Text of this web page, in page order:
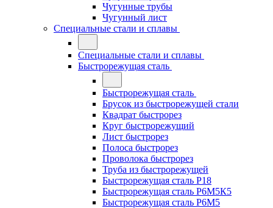
Чугунные трубы
Чугунный лист
Специальные стали и сплавы
Специальные стали и сплавы
Быстрорежущая сталь
Быстрорежущая сталь
Брусок из быстрорежущей стали
Квадрат быстрорез
Круг быстрорежущий
Лист быстрорез
Полоса быстрорез
Проволока быстрорез
Труба из быстрорежущей
Быстрорежущая сталь Р18
Быстрорежущая сталь Р6М5К5
Быстрорежущая сталь Р6М5